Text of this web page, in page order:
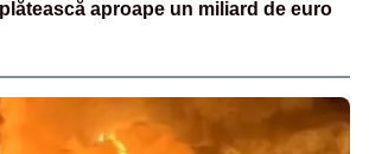
aproape un miliard de euro